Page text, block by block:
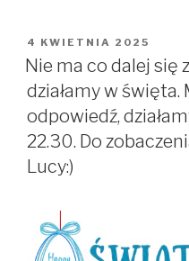
OPUBLIKOWANE
W
4 KWIETNIA 2025
Nie ma co dalej się
działamy w święta.
odpowiedź,
22.30. Do
Lucy:)